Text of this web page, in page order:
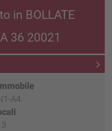
in BOLLATE
36 20021
A4
3